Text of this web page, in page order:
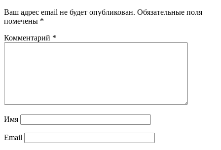
Ваш адрес email не будет опубликован. Обязательные поля
помечены *
Комментарий *
Имя
Email